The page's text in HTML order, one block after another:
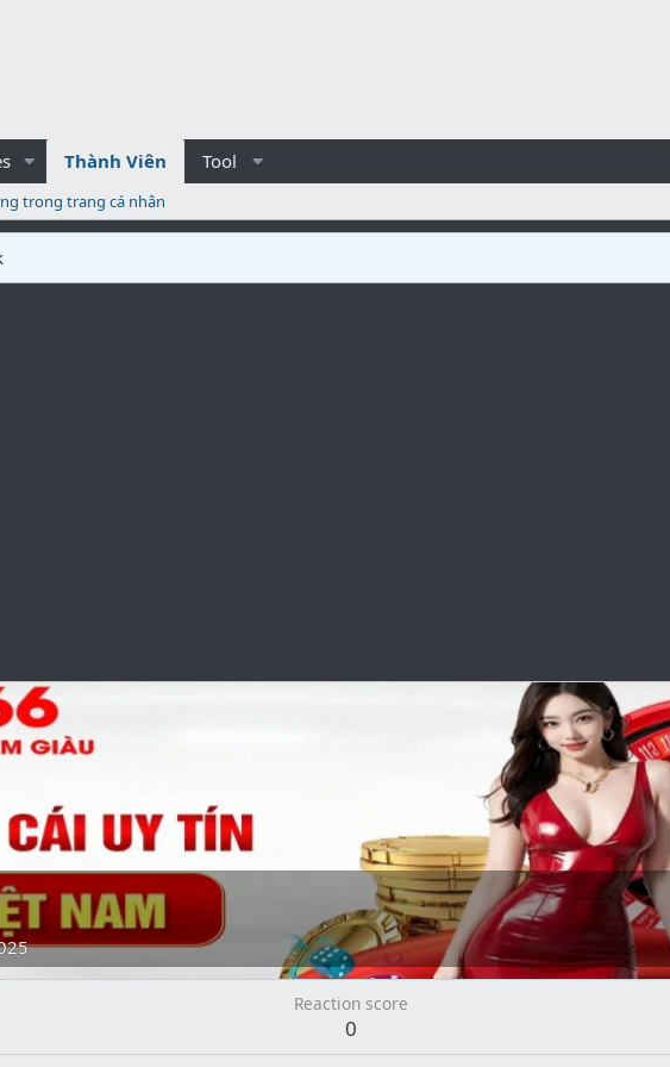
Thành Viên Tool
trong trang cá nhân
Reaction score
0